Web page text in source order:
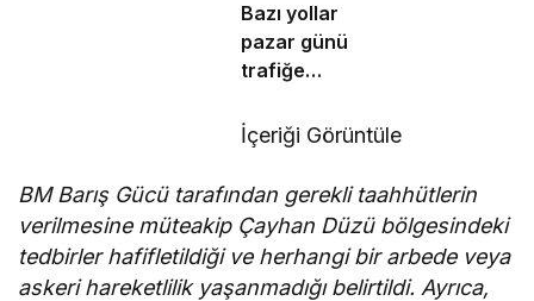
Bazı yollar
pazar günü
trafiğe
İçeriği Görüntüle
BM Barış Gücü tarafından gerekli taahhütlerin
verilmesine müteakip Çayhan Düzü bölgesindeki
tedbirler hafifletildiği ve herhangi bir arbede veya
askeri hareketlilik yaşanmadığı belirtildi. Ayrıca,